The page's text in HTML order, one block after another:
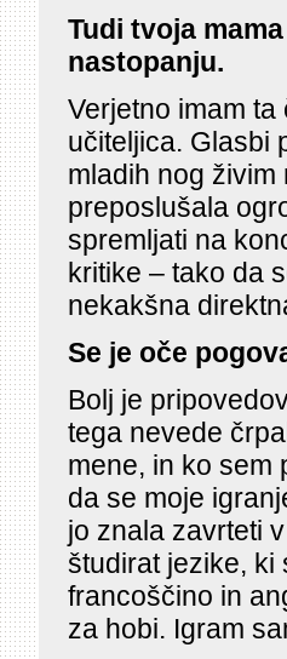
Tudi tvoja
nastopanju.
Verjetno imam
učiteljica. Glasbi
mladih nog
preposlušala
spremljati na
kritike – tako da
nekakšna
Se je oče
Bolj je
tega nevede
mene, in ko sem
da se moje
jo znala zavrteti
študirat jezike, ki
francoščino in
za hobi. Igram